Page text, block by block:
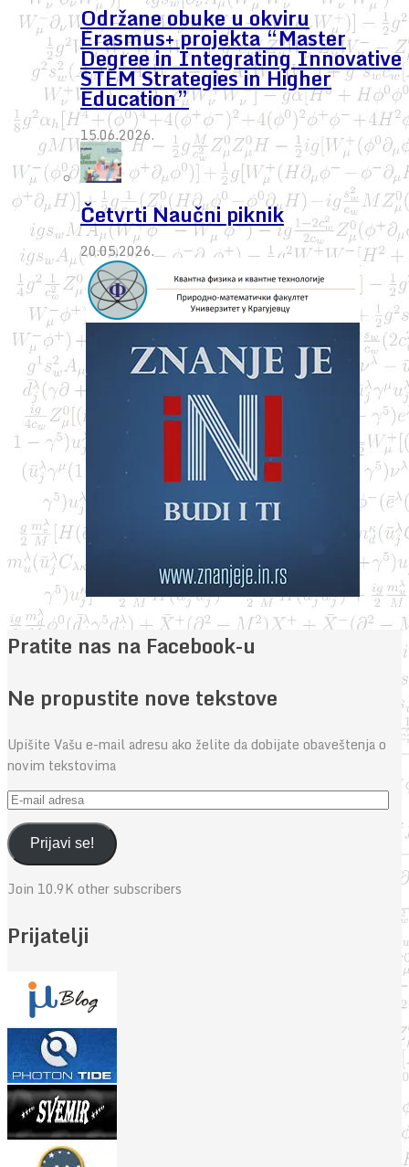
Održane obuke u okviru
Erasmus+ projekta “Master
Degree in Integrating Innovative
STEM Strategies in Higher
Education”
15.06.2026.
Četvrti Naučni piknik
20.05.2026.
Pratite nas na Facebook-u
Ne propustite nove tekstove
Upišite Vašu e-mail adresu ako želite da dobijate obaveštenja o
novim tekstovima
E-
mail
adresaPrijavi se!
Join 10.9K other subscribers
Prijatelji